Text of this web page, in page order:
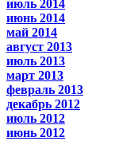
июль 2014
июнь 2014
май 2014
август 2013
июль 2013
март 2013
февраль 2013
декабрь 2012
июль 2012
июнь 2012